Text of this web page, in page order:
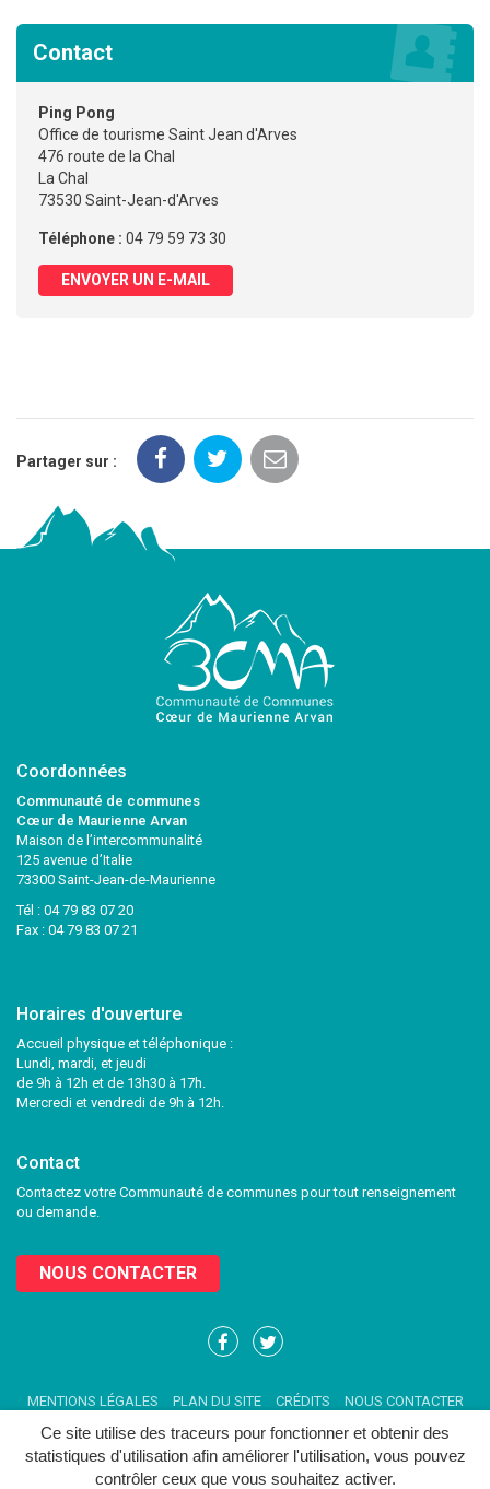
Ce site utilise des traceurs pour fonctionner et obtenir des
statistiques d'utilisation afin améliorer l'utilisation, vous pouvez
contrôler ceux que vous souhaitez activer.
Contact
Ping Pong
Office de tourisme Saint Jean d'Arves
476 route de la Chal
La Chal
73530 Saint-Jean-d'Arves
Téléphone : 04 79 59 73 30
ENVOYER UN E-MAIL
Partager sur :
Coordonnées
Communauté de communes
Cœur de Maurienne Arvan
Maison de l’intercommunalité
125 avenue d’Italie
73300 Saint-Jean-de-Maurienne
Tél : 04 79 83 07 20
Fax : 04 79 83 07 21
Horaires d'ouverture
Accueil physique et téléphonique :
Lundi, mardi, et jeudi
de 9h à 12h et de 13h30 à 17h.
Mercredi et vendredi de 9h à 12h.
Contact
Contactez votre Communauté de communes pour tout renseignement
ou demande.
NOUS CONTACTER
Lien
compte
Facebook
Lien
compte
Twitter
MENTIONS LÉGALES PLAN DU SITE CRÉDITS NOUS CONTACTER